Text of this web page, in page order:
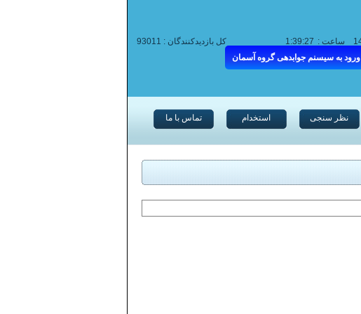
کل بازدیدکنندگان : 93011
ساعت :
ورود به سیسنم جوابدهی گروه آسمان
نظر سنجی استخدام تماس با ما